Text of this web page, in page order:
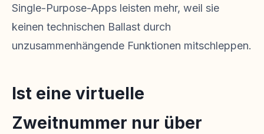
Single-Purpose-Apps leisten mehr, weil sie
keinen technischen Ballast durch
unzusammenhängende Funktionen mitschleppen.
Ist eine virtuelle
Zweitnummer nur über